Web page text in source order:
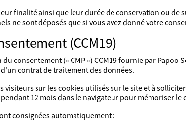
finalité ainsi que leur durée de conservation ou de
ne sont déposés que si vous avez donné votre
(CCM19)
consentement (« CMP ») CCM19 fournie par
contrat de traitement des données.
visiteurs sur les cookies utilisés sur le site et à
12 mois dans le navigateur pour mémoriser le
consignées automatiquement :